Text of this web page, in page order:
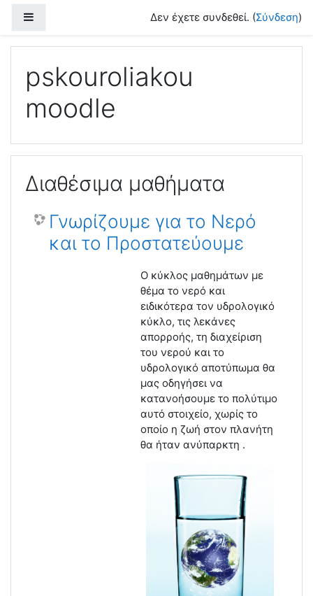
Δεν έχετε συνδεθεί. (Σύνδεση)
pskouroliakou
moodle
Διαθέσιμα μαθήματα
Γνωρίζουμε για το Νερό
και το Προστατεύουμε
O κύκλος μαθημάτων με
θέμα το νερό και
ειδικότερα τον υδρολογικό
κύκλο, τις λεκάνες
απορροής, τη διαχείριση
του νερού και το
υδρολογικό αποτύπωμα θα
μας οδηγήσει να
κατανοήσουμε το πολύτιμο
αυτό στοιχείο, χωρίς το
οποίο η ζωή στον πλανήτη
θα ήταν ανύπαρκτη .